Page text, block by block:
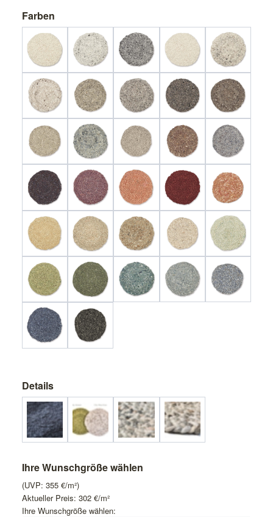
Farben
Details
Ihre Wunschgröße wählen
(UVP: 355€/m²)
Aktueller Preis: 302€/m²
Ihre Wunschgröße wählen: